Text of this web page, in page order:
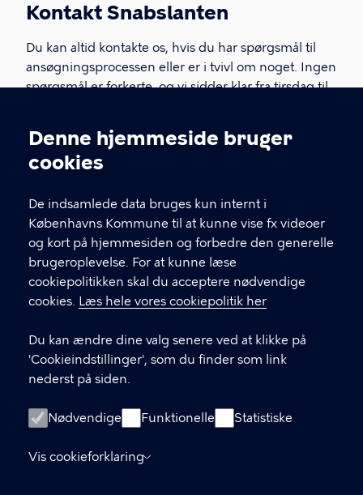
Cookieindstillinger
Denne hjemmeside bruger
cookies
De indsamlede data bruges kun internt i
Københavns Kommune til at kunne vise fx videoer
og kort på hjemmesiden og forbedre den generelle
brugeroplevelse. For at kunne læse
cookiepolitikken skal du acceptere nødvendige
cookies. Læs hele vores cookiepolitik her
Du kan ændre dine valg senere ved at klikke på
'Cookieindstillinger', som du finder som link
nederst på siden.
Nødvendige Funktionelle Statistiske
Vis cookieforklaring
Kontakt Snabslanten
Du kan altid kontakte os, hvis du har spørgsmål til
ansøgningsprocessen eller er i tvivl om noget. Ingen
spørgsmål er forkerte, og vi sidder klar fra tirsdag til
KONTAKTINFORMATIONER
29412671
Telefonens åbningstider
Tirsdag: 10-17
Onsdag: 10-15
Københavns Kommune
Kultur- og Fritidsforvaltningen
1602 København V
LINKS